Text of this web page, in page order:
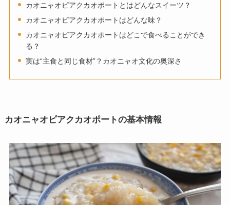
カオニャオピアクカオポートとはどんなスイーツ？
カオニャオピアクカオポートはどんな味？
カオニャオピアクカオポートはどこで食べることができ
る？
実は“主食と同じ食材”？カオニャオ文化の奥深さ
カオニャオピアクカオポートの基本情報